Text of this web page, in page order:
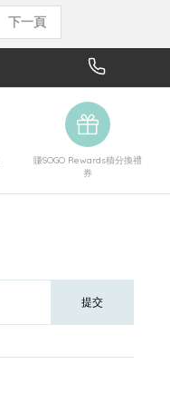
下一頁
賺SOGO Rewards積分換禮
券
提交